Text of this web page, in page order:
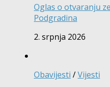
Oglas o otvaranju
Podgradina
2. srpnja 2026
Obavijesti /Vijesti